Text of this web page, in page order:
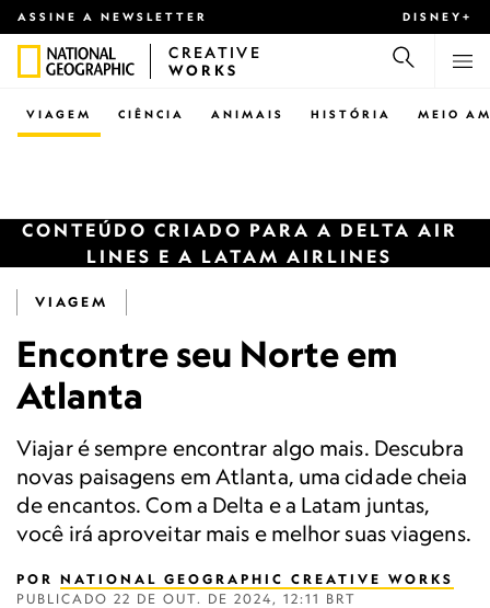
ASSINE A NEWSLETTER DISNEY+
CREATIVE
WORKS
CIÊNCIA
VIAGEM ANIMAIS HISTÓRIA MEIO
CONTEÚDO CRIADO PARA A DELTA AIR
LINES E A LATAM AIRLINES
VIAGEM
Encontre seu Norte em
Atlanta
Viajar é sempre encontrar algo mais. Descubra
novas paisagens em Atlanta, uma cidade cheia
de encantos. Com a Delta e a Latam juntas,
você irá aproveitar mais e melhor suas viagens.
POR NATIONAL GEOGRAPHIC CREATIVE WORKS
PUBLICADO 22 DE OUT. DE 2024, 12:11 BRT